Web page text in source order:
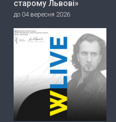
старому Львові»
до 04 вересня 2026